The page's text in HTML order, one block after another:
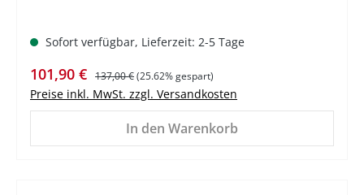
Sofort verfügbar, Lieferzeit: 2-5 Tage
Verkaufspreis:
101,90 € Regulärer Preis:
137,00 €(25.62% gespart)
Preise inkl. MwSt. zzgl. Versandkosten
In den Warenkorb